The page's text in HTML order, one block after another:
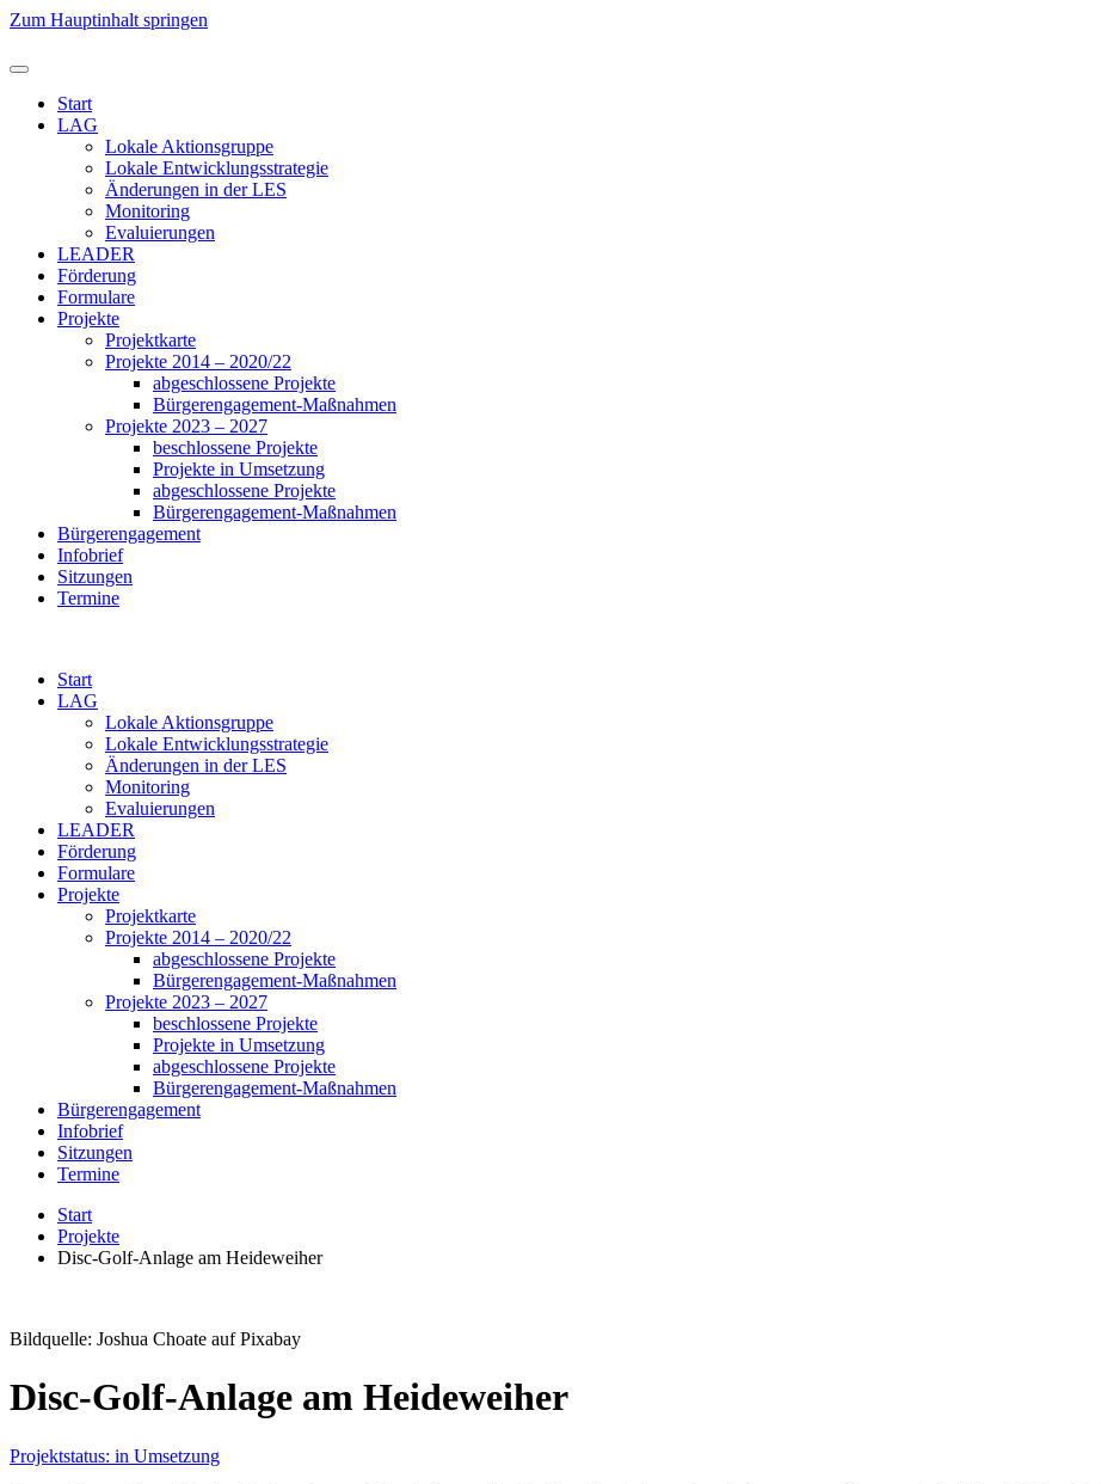
Zum Hauptinhalt springen
Start
LAG
Lokale Aktionsgruppe
Lokale Entwicklungsstrategie
Änderungen in der LES
Monitoring
Evaluierungen
LEADER
Förderung
Formulare
Projekte
Projektkarte
Projekte 2014 – 2020/22
abgeschlossene Projekte
Bürgerengagement-Maßnahmen
Projekte 2023 – 2027
beschlossene Projekte
Projekte in Umsetzung
abgeschlossene Projekte
Bürgerengagement-Maßnahmen
Bürgerengagement
Infobrief
Sitzungen
Termine
Start
LAG
Lokale Aktionsgruppe
Lokale Entwicklungsstrategie
Änderungen in der LES
Monitoring
Evaluierungen
LEADER
Förderung
Formulare
Projekte
Projektkarte
Projekte 2014 – 2020/22
abgeschlossene Projekte
Bürgerengagement-Maßnahmen
Projekte 2023 – 2027
beschlossene Projekte
Projekte in Umsetzung
abgeschlossene Projekte
Bürgerengagement-Maßnahmen
Bürgerengagement
Infobrief
Sitzungen
Termine
Start
Projekte
Disc-Golf-Anlage am Heideweiher
Bildquelle: Joshua Choate auf Pixabay
Disc-Golf-Anlage am Heideweiher
Projektstatus: in Umsetzung